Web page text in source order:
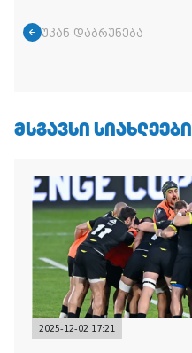
უკან დაბრუნება
ᲛᲡᲒᲐᲕᲡᲘ ᲡᲘᲐᲮᲚᲔᲔᲑᲘ
2025-12-02 17:21